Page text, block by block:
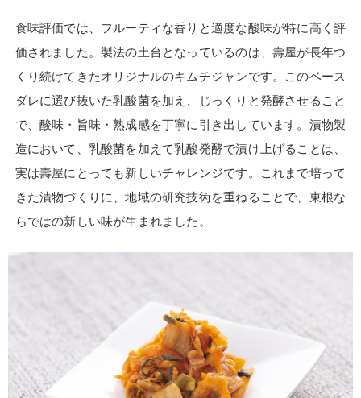
食味評価では、フルーティな香りと適度な酸味が特に高く評
価されました。製法の土台となっているのは、壽屋が長年つ
くり続けてきたオリジナルのキムチジャンです。このベース
ダレに選び抜いた乳酸菌を加え、じっくりと発酵させること
で、酸味・旨味・熟成感を丁寧に引き出しています。漬物製
造において、乳酸菌を加えて乳酸発酵で漬け上げることは、
実は壽屋にとっても新しいチャレンジです。これまで培って
きた漬物づくりに、地域の研究技術を重ねることで、東根な
らではの新しい味が生まれました。